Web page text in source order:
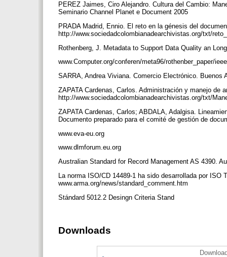
PEREZ Jaimes, Ciro Alejandro. Cultura del Cambio:
Seminario Channel Planet e Document 2005
PRADA Madrid, Ennio. El reto en la génesis del
http://www.sociedadcolombianadearchivistas.org/txt/
Rothenberg, J. Metadata to Support Data Quality an
www.Computer.org/conferen/meta96/rothenber_paper/
SARRA, Andrea Viviana. Comercio Electrónico. Buenos
ZAPATA Cardenas, Carlos. Administración y manejo de
http://www.sociedadcolombianadearchivistas.org/txt/
ZAPATA Cardenas, Carlos; ABDALA, Adalgisa.
Documento preparado para el comité de gestión de
www.eva-eu.org
www.dlmforum.eu.org
Australian Standard for Record Management AS 4390.
La norma ISO/CD 14489-1 ha sido desarrollada por
www.arma.org/news/standard_comment.htm
Stándard 5012.2 Desingn Criteria Stand
Downloads